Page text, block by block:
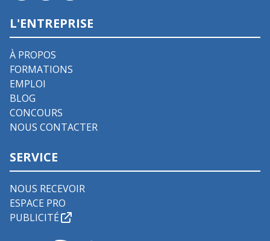
L'ENTREPRISE
À PROPOS
FORMATIONS
EMPLOI
BLOG
CONCOURS
NOUS CONTACTER
SERVICE
NOUS RECEVOIR
ESPACE PRO
PUBLICITÉ